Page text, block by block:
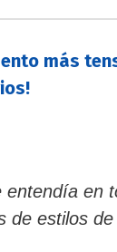
más
entendía en
de estilos